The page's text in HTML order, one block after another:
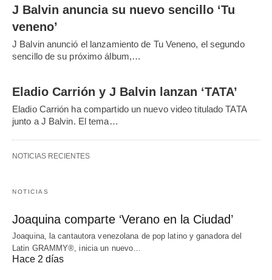
J Balvin anuncia su nuevo sencillo ‘Tu
veneno’
J Balvin anunció el lanzamiento de Tu Veneno, el segundo
sencillo de su próximo álbum,…
Eladio Carrión y J Balvin lanzan ‘TATA’
Eladio Carrión ha compartido un nuevo video titulado TATA
junto a J Balvin. El tema…
NOTICIAS RECIENTES
NOTICIAS
Joaquina comparte ‘Verano en la Ciudad’
Joaquina, la cantautora venezolana de pop latino y ganadora del
Latin GRAMMY®, inicia un nuevo…
Hace 2 días